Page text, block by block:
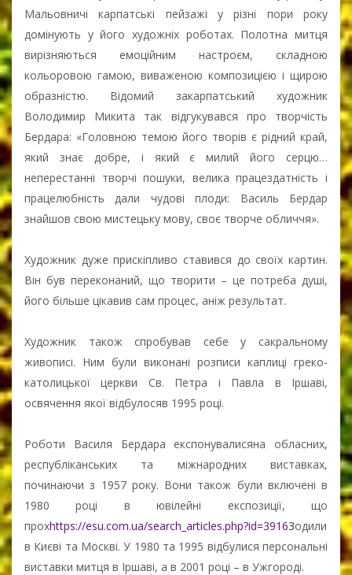
Мальовничі карпатські пейзажі у різні пори року
домінують у його художніх роботах. Полотна митця
вирізняються емоційним настроєм, складною
кольоровою гамою, виваженою композицією і щирою
образністю. Відомий закарпатський художник
Володимир Микита так відгукувався про творчість
Бердара: «Головною темою його творів є рідний край,
який знає добре, і який є милий його серцю…
неперестанні творчі пошуки, велика працездатність і
працелюбність дали чудові плоди: Василь Бердар
знайшов свою мистецьку мову, своє творче обличчя».
Художник дуже прискіпливо ставився до своїх картин.
Він був переконаний, що творити – це потреба душі,
його більше цікавив сам процес, аніж результат.
Художник також спробував себе у сакральному
живописі. Ним були виконані розписи каплиці греко-
католицької церкви Св. Петра і Павла в Іршаві,
освячення якої відбулосяв 1995 році.
Роботи Василя Бердара експонувалисяна обласних,
республіканських та міжнародних виставках,
починаючи з 1957 року. Вони також були включені в
1980 році в ювілейні експозиції, що
прохhttps://esu.com.ua/search_articles.php?id=39163одили
в Києві та Москві. У 1980 та 1995 відбулися персональні
виставки митця в Іршаві, а в 2001 році – в Ужгороді.